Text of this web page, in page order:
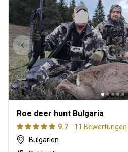
Roe deer hunt Bulgaria
9.7
11 Bewertungen
Bulgarien